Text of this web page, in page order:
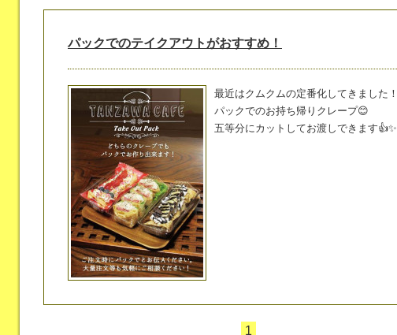
パックでのテイクアウトがおすすめ！
最近はクムクムの定番化してきました！
パックでのお持ち帰りクレープ😊
五等分にカットしてお渡しできます👍✨
1